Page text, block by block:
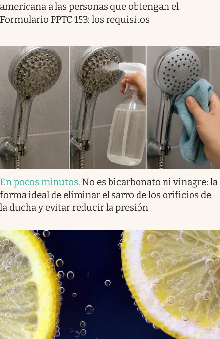
americana a las personas que obtengan el
Formulario PPTC 153: los requisitos
En pocos minutos. No es bicarbonato ni vinagre: la
forma ideal de eliminar el sarro de los orificios de
la ducha y evitar reducir la presión